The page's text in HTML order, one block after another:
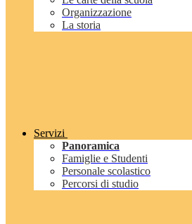
Organizzazione
La storia
Servizi
Panoramica
Famiglie e Studenti
Personale scolastico
Percorsi di studio